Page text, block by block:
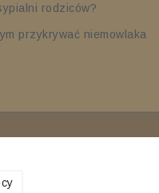
rodziców?
przykrywać niemowlaka